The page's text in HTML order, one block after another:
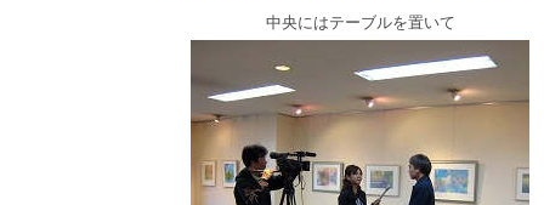
中央にはテーブルを置いて